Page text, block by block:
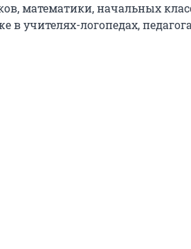
математики, начальных
в учителях-логопедах,